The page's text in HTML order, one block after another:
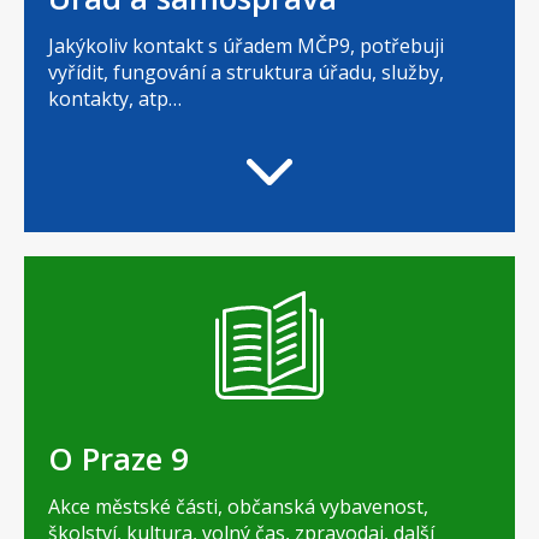
Jakýkoliv kontakt s úřadem MČP9, potřebuji
vyřídit, fungování a struktura úřadu, služby,
kontakty, atp…
O Praze 9
Akce městské části, občanská vybavenost,
školství, kultura, volný čas, zpravodaj, další